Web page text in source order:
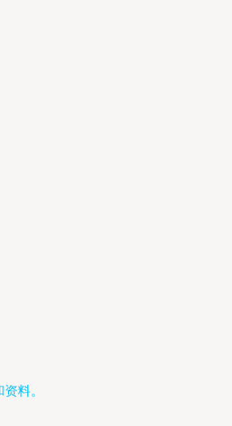
料。